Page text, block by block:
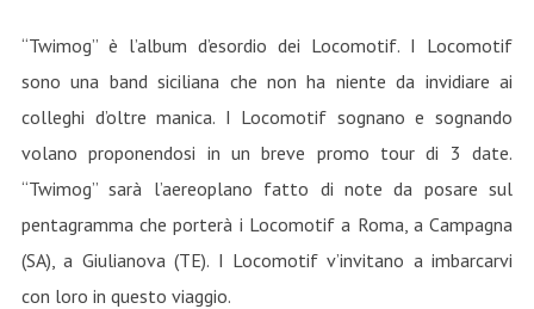
“Twimog” è l’album d’esordio dei Locomotif. I Locomotif
sono una band siciliana che non ha niente da invidiare ai
colleghi d’oltre manica. I Locomotif sognano e sognando
volano proponendosi in un breve promo tour di 3 date.
“Twimog” sarà l’aereoplano fatto di note da posare sul
pentagramma che porterà i Locomotif a Roma, a Campagna
(SA), a Giulianova (TE). I Locomotif v’invitano a imbarcarvi
con loro in questo viaggio.